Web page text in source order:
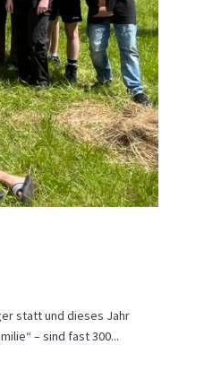
statt und dieses Jahr
– sind fast 300...